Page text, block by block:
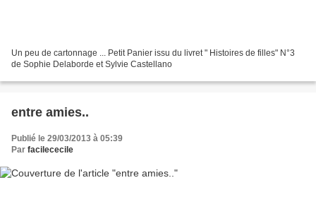
Un peu de cartonnage ... Petit Panier issu du livret " Histoires de filles" N°3
de Sophie Delaborde et Sylvie Castellano
entre amies..
Publié le 29/03/2013 à 05:39
Par facilececile